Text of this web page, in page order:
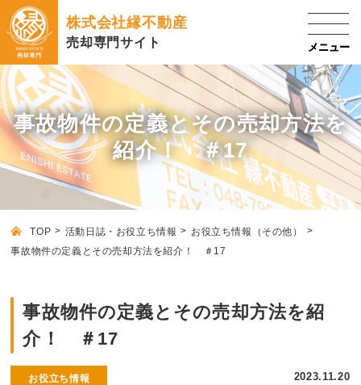
株式会社縁不動産
売却専門サイト
事故物件の定義とその売却方法を
紹介！ ＃17
TOP 活動日誌・お役立ち情報
お役立ち情報（その他）
事故物件の定義とその売却方法を紹介！ ＃17
事故物件の定義とその売却方法を紹
介！ ＃17
お役立ち情報
2023.11.20